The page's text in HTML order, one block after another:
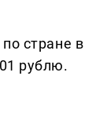
стране в
рублю.